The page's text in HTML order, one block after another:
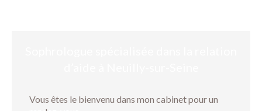
Vous êtes le bienvenu dans mon cabinet pour un